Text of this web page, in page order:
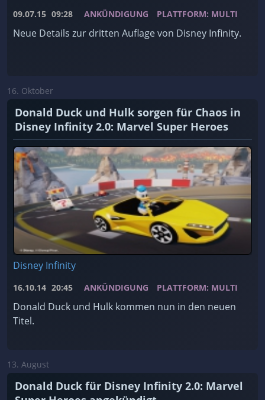
09.07.15 09:28 ANKÜNDIGUNG PLATTFORM: MULTI
Neue Details zur dritten Auflage von Disney Infinity.
16. Oktober
Donald Duck und Hulk sorgen für Chaos in
Disney Infinity 2.0: Marvel Super Heroes
Disney Infinity
16.10.14 20:45 ANKÜNDIGUNG PLATTFORM: MULTI
Donald Duck und Hulk kommen nun in den neuen
Titel.
13. August
Donald Duck für Disney Infinity 2.0: Marvel